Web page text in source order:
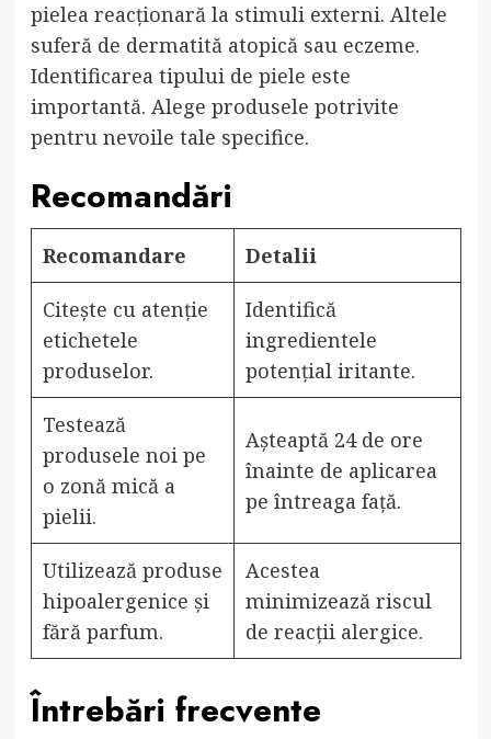
pielea reacționară la stimuli externi. Altele
suferă de dermatită atopică sau eczeme.
Identificarea tipului de piele este
importantă. Alege produsele potrivite
pentru nevoile tale specifice.
Recomandări
Recomandare Detalii
Citește cu atenție
etichetele
produselor.
Identifică
ingredientele
potențial iritante.
Testează
produsele noi pe
o zonă mică a
pielii.
Așteaptă 24 de ore
înainte de aplicarea
pe întreaga față.
Utilizează produse
hipoalergenice și
fără parfum.
Acestea
minimizează riscul
de reacții alergice.
Întrebări frecvente